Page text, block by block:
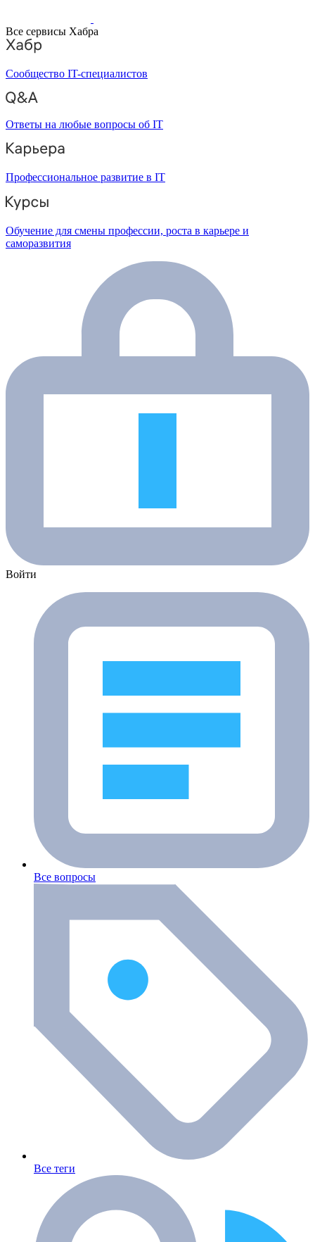
Все сервисы Хабра
Сообщество IT-специалистов
Ответы на любые вопросы об IT
Профессиональное развитие в IT
Обучение для смены профессии, роста в карьере и
саморазвития
Войти
Все вопросы
Все теги